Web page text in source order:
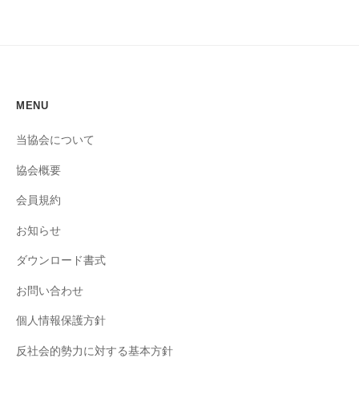
MENU
当協会について
協会概要
会員規約
お知らせ
ダウンロード書式
お問い合わせ
個人情報保護方針
反社会的勢力に対する基本方針